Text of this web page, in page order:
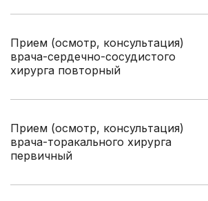
Прием (осмотр, консультация)
врача-сердечно-сосудистого
хирурга повторный
Прием (осмотр, консультация)
врача-торакального хирурга
первичный